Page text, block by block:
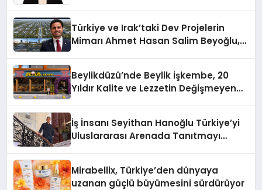
Türkiye ve Irak’taki Dev Projelerin
Mimarı Ahmet Hasan Salim Beyoğlu,
Hayata Geçirecek
Beylikdüzü’nde Beylik İşkembe, 20
Yıldır Kalite ve Lezzetin Değişmeyen
İş İnsanı Seyithan Hanoğlu Türkiye’yi
Uluslararası Arenada Tanıtmayı
Mirabellix, Türkiye’den dünyaya
uzanan güçlü büyümesini sürdürüyor